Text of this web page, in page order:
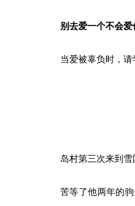
别去爱一个不会
当爱被辜负时，请
岛村第三次来到
苦等了他两年的